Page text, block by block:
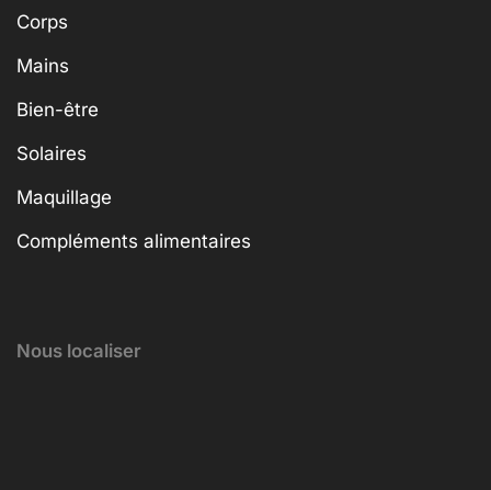
Corps
Mains
Bien-être
Solaires
Maquillage
Compléments alimentaires
Nous localiser